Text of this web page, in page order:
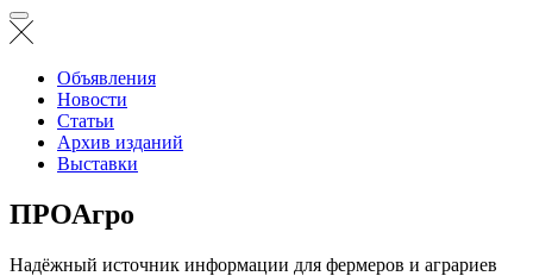
Объявления
Новости
Статьи
Архив изданий
Выставки
ПРОАгро
Надёжный источник информации для фермеров и аграриев